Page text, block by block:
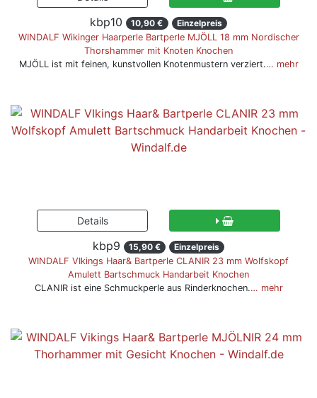
kbp10 10,90 €
Einzelpreis
WINDALF Wikinger Haarperle Bartperle MJÖLL 18 mm Nordischer
Thorshammer mit Knoten Knochen
MJÖLL ist mit feinen, kunstvollen Knotenmustern verziert.… mehr
kbp9 15,90 €
Einzelpreis
WINDALF VIkings Haar& Bartperle CLANIR 23 mm Wolfskopf
Amulett Bartschmuck Handarbeit Knochen
CLANIR ist eine Schmuckperle aus Rinderknochen.… mehr